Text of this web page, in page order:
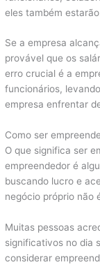
eles também
Se a empresa
provável que os
erro crucial é a
funcionários,
empresa enfrentar
Como ser
O que significa ser
empreendedor é
buscando lucro e
negócio próprio não
Muitas pessoas
significativos no dia
considerar